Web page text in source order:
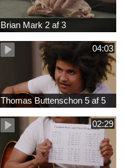
Brian Mark 2 af 3
04:03
Thomas Buttenschon 5 af 5
02:29